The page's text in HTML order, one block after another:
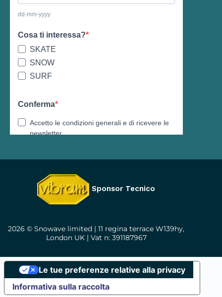
Sponsor Tecnico
2026 © Snowave limited | 11 regina terrace W139hy,
London UK | Vat n: 391187967
Informativa sulla raccolta
Le tue preferenze relative alla privacy